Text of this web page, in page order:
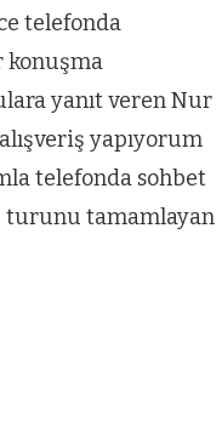
telefonda
konuşma
yanıt veren Nur
yapıyorum
telefonda sohbet
turunu tamamlayan